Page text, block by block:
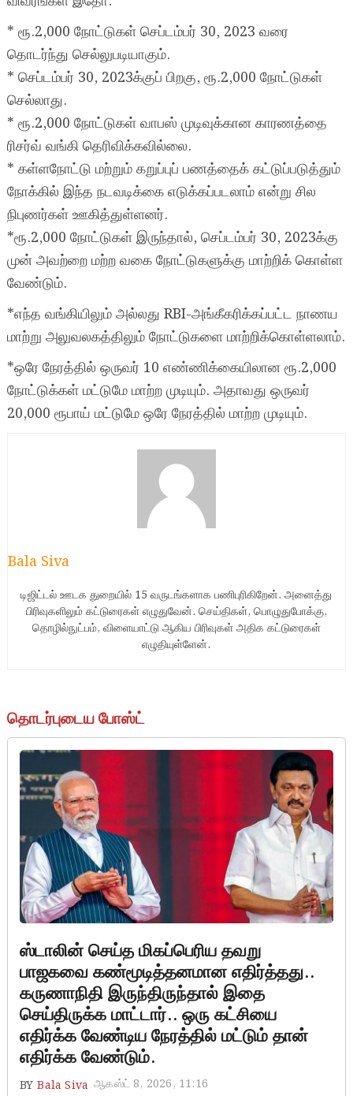
* ரூ.2,000 நோட்டுகள் செப்டம்பர் 30, 2023 வரை
தொடர்ந்து செல்லுபடியாகும்.
* செப்டம்பர் 30, 2023க்குப் பிறகு, ரூ.2,000 நோட்டுகள்
செல்லாது.
* ரூ.2,000 நோட்டுகள் வாபஸ் முடிவுக்கான காரணத்தை
ரிசர்வ் வங்கி தெரிவிக்கவில்லை.
* கள்ளநோட்டு மற்றும் கறுப்புப் பணத்தைக் கட்டுப்படுத்தும்
நோக்கில் இந்த நடவடிக்கை எடுக்கப்படலாம் என்று சில
நிபுணர்கள் ஊகித்துள்ளனர்.
*ரூ.2,000 நோட்டுகள் இருந்தால், செப்டம்பர் 30, 2023க்கு
முன் அவற்றை மற்ற வகை நோட்டுகளுக்கு மாற்றிக் கொள்ள
வேண்டும்.
*எந்த வங்கியிலும் அல்லது RBI-அங்கீகரிக்கப்பட்ட நாணய
மாற்று அலுவலகத்திலும் நோட்டுகளை மாற்றிக்கொள்ளலாம்.
*ஒரே நேரத்தில் ஒருவர் 10 எண்ணிக்கையிலான ரூ.2,000
நோட்டுக்கள் மட்டுமே மாற்ற முடியும். அதாவது ஒருவர்
20,000 ரூபாய் மட்டுமே ஒரே நேரத்தில் மாற்ற முடியும்.
Bala Siva
டிஜிட்டல் ஊடக துறையில் 15 வருடங்களாக பணிபுரிகிறேன். அனைத்து
பிரிவுகளிலும் கட்டுரைகள் எழுதுவேன். செய்திகள், பொழுதுபோக்கு,
தொழில்நுட்பம், விளையாட்டு ஆகிய பிரிவுகள் அதிக கட்டுரைகள்
எழுதியுள்ளேன்.
தொடர்புடைய போஸ்ட்
ஸ்டாலின் செய்த மிகப்பெரிய தவறு
பாஜகவை கண்மூடித்தனமான எதிர்த்தது..
கருணாநிதி இருந்திருந்தால் இதை
செய்திருக்க மாட்டார்.. ஒரு கட்சியை
எதிர்க்க வேண்டிய நேரத்தில் மட்டும் தான்
எதிர்க்க வேண்டும்.
BY Bala Siva ஆகஸ்ட் 8, 2026, 11:16